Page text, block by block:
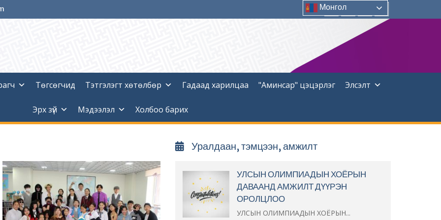
FacebookInstagram
YouTUBETwitter
Төгсөгчид Тэтгэлэгт хөтөлбөр Гадаад харилцаа "Аминсар" цэцэрлэг Элсэлт
Эрх зүй Мэдээлэл Холбоо барих
Уралдаан, тэмцээн, амжилт
УЛСЫН ОЛИМПИАДЫН ХОЁРЫН
ДАВААНД АМЖИЛТ ДҮҮРЭН
ОРОЛЦЛОО
УЛСЫН ОЛИМПИАДЫН ХОЁРЫН...
Монгол